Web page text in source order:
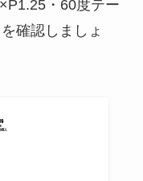
・60度テー
確認しましょ